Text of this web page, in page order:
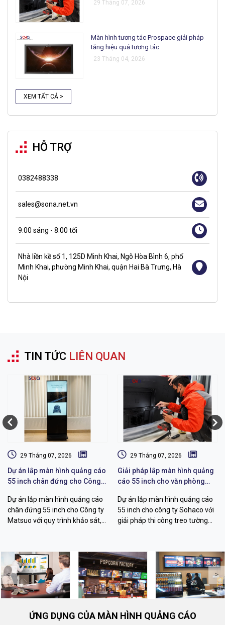
29 Tháng 07, 2026
Màn hình tương tác Prospace giải pháp
tăng hiệu quả tương tác
23 Tháng 04, 2026
XEM TẤT CẢ >
HỖ TRỢ
0382488338
sales@sona.net.vn
9:00 sáng - 8:00 tối
Nhà liền kề số 1, 125D Minh Khai, Ngõ Hòa Bình 6, phố
Minh Khai, phường Minh Khai, quận Hai Bà Trưng, Hà
Nội
TIN TỨC LIÊN QUAN
29 Tháng 07, 2026
Dự án lắp màn hình quảng cáo
55 inch chân đứng cho Công
Dự án lắp màn hình quảng cáo
chân đứng 55 inch cho Công ty
Matsuo với quy trình khảo sát,
nghiệp.
29 Tháng 07, 2026
Giải pháp lắp màn hình quảng
cáo 55 inch cho văn phòng
Dự án lắp màn hình quảng cáo
55 inch cho công ty Sohaco với
giải pháp thi công treo tường
nội dung từ xa.
< >
ỨNG DỤNG CỦA MÀN HÌNH QUẢNG CÁO